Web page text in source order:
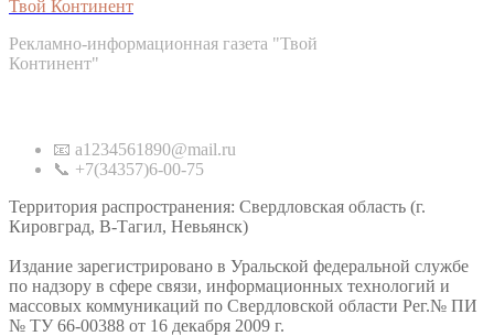
Твой Континент
Рекламно-информационная газета "Твой
Континент"
📧 a1234561890@mail.ru
📞 +7(34357)6-00-75
Территория распространения: Свердловская область (г.
Кировград, В-Тагил, Невьянск)
Издание зарегистрировано в Уральской федеральной службе
по надзору в сфере связи, информационных технологий и
массовых коммуникаций по Свердловской области Рег.№ ПИ
№ ТУ 66-00388 от 16 декабря 2009 г.